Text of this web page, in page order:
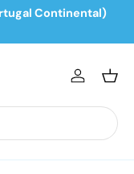
Continental)
Iniciar